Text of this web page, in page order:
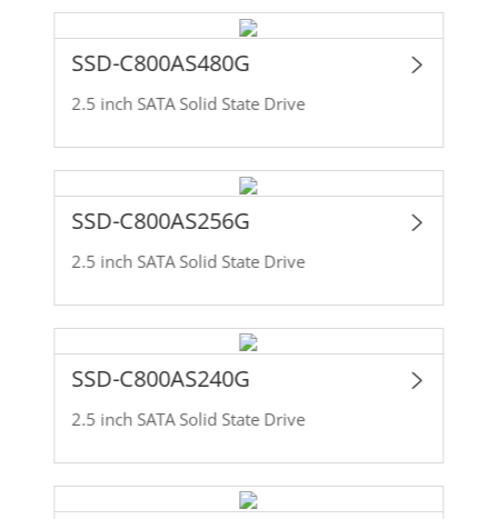
SSD-C800AS480G
2.5 inch SATA Solid State Drive
SSD-C800AS256G
2.5 inch SATA Solid State Drive
SSD-C800AS240G
2.5 inch SATA Solid State Drive